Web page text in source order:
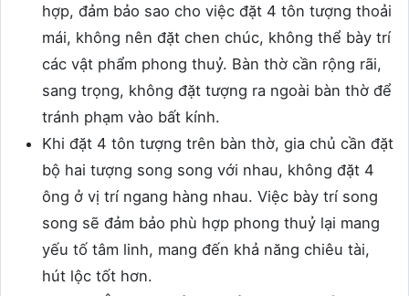
hợp, đảm bảo sao cho việc đặt 4 tôn tượng thoải
mái, không nên đặt chen chúc, không thể bày trí
các vật phẩm phong thuỷ. Bàn thờ cần rộng rãi,
sang trọng, không đặt tượng ra ngoài bàn thờ để
tránh phạm vào bất kính.
Khi đặt 4 tôn tượng trên bàn thờ, gia chủ cần đặt
bộ hai tượng song song với nhau, không đặt 4
ông ở vị trí ngang hàng nhau. Việc bày trí song
song sẽ đảm bảo phù hợp phong thuỷ lại mang
yếu tố tâm linh, mang đến khả năng chiêu tài,
hút lộc tốt hơn.